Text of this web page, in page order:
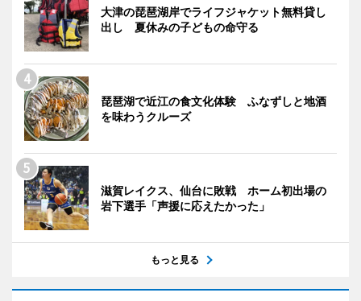
大津の琵琶湖岸でライフジャケット無料貸し
出し 夏休みの子どもの命守る
琵琶湖で近江の食文化体験 ふなずしと地酒
を味わうクルーズ
滋賀レイクス、仙台に敗戦 ホーム初出場の
岩下選手「声援に応えたかった」
もっと見る